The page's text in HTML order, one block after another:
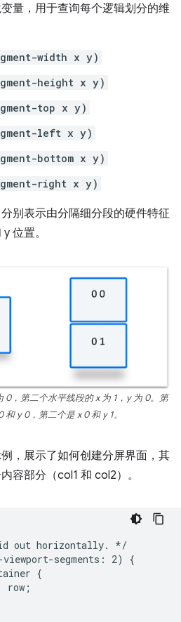
量，用于查询每个逻辑划分的维
width x y)
height x y)
top x y)
left x y)
bottom x y)
right x y)
别表示由分隔细分段的硬件特征
位置。
0，第二个水平线段的 x 为 1，y 为 0。第
y 0，第二个是 x 0 和 y 1。
，展示了如何创建分屏界面，其
容部分（col1 和 col2）。
out horizontally. */
segments: 2) {
{
row;